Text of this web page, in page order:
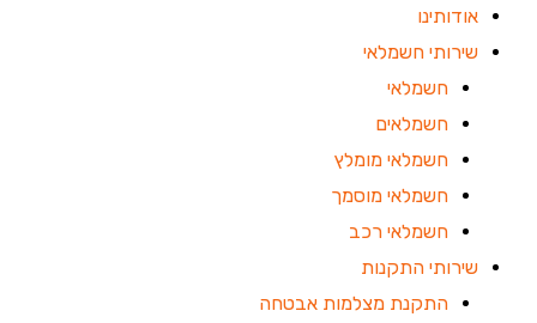
אודותינו
שירותי חשמלאי
חשמלאי
חשמלאים
חשמלאי מומלץ
חשמלאי מוסמך
חשמלאי רכב
שירותי התקנות
התקנת מצלמות אבטחה